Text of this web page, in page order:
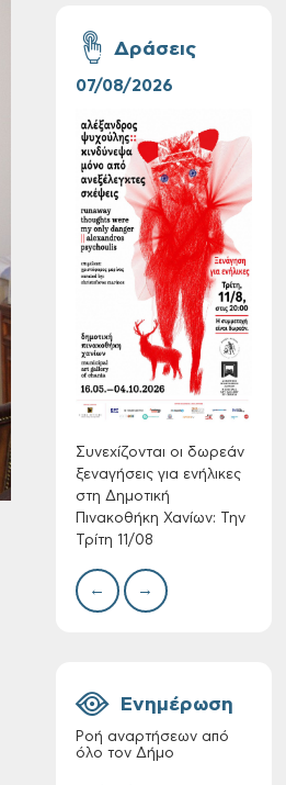
Δημοτική
Πινακοθήκη Χανίων:
Την Τρίτη 11/08
Τακτική συνεδρίαση
Δημοτικής
Επιτροπής στις 10-
08-2026
Επαναλειτουργία
του συστήματος
SeaTrac στην
Δράσεις
07/08/2026
Συνεχίζονται οι δωρεάν
ξεναγήσεις για ενήλικες
στη Δημοτική
Πινακοθήκη Χανίων: Την
Τρίτη 11/08
← →
Ενημέρωση
Ροή αναρτήσεων από
όλο τον Δήμο